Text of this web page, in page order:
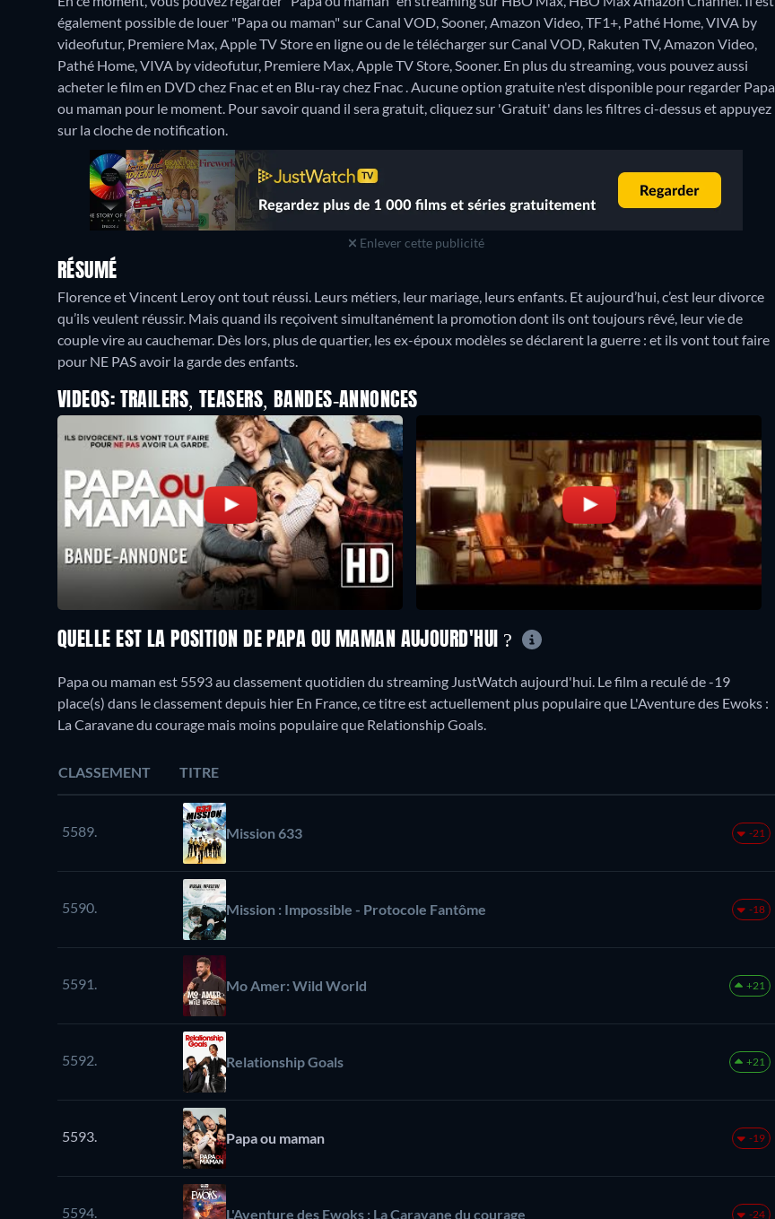
également possible de louer "Papa ou maman" sur Canal VOD, Sooner, Amazon Video, TF1+, Pathé Home, VIVA by
videofutur, Premiere Max, Apple TV Store en ligne ou de le télécharger sur Canal VOD, Rakuten TV, Amazon Video,
Pathé Home, VIVA by videofutur, Premiere Max, Apple TV Store, Sooner. En plus du streaming, vous pouvez aussi
acheter le film en DVD chez Fnac et en Blu-ray chez Fnac .Aucune option gratuite n'est disponible pour regarder Papa
ou maman pour le moment. Pour savoir quand il sera gratuit, cliquez sur 'Gratuit' dans les filtres ci-dessus et appuyez
sur la cloche de notification.
Enlever cette publicité
RÉSUMÉ
Florence et Vincent Leroy ont tout réussi. Leurs métiers, leur mariage, leurs enfants. Et aujourd’hui, c’est leur divorce
qu’ils veulent réussir. Mais quand ils reçoivent simultanément la promotion dont ils ont toujours rêvé, leur vie de
couple vire au cauchemar. Dès lors, plus de quartier, les ex-époux modèles se déclarent la guerre : et ils vont tout faire
pour NE PAS avoir la garde des enfants.
VIDEOS: TRAILERS, TEASERS, BANDES-ANNONCES
QUELLE EST LA POSITION DE PAPA OU MAMAN AUJOURD'HUI ?
Papa ou maman est 5593 au classement quotidien du streaming JustWatch aujourd'hui. Le film a reculé de -19
place(s) dans le classement depuis hier En France, ce titre est actuellement plus populaire que L'Aventure des Ewoks :
La Caravane du courage mais moins populaire que Relationship Goals.
CLASSEMENT TITRE
5589. Mission 633 -21
5590. Mission : Impossible - Protocole Fantôme -18
5591. Mo Amer: Wild World +21
5592. Relationship Goals +21
5593. Papa ou maman -19
5594. L'Aventure des Ewoks : La Caravane du courage -24